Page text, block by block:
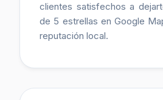
clientes satisfechos a
de 5 estrellas en Google
reputación local.